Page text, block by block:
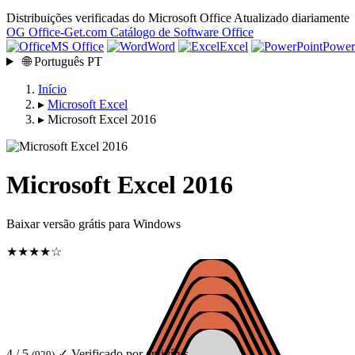
Distribuições verificadas do Microsoft Office Atualizado diariamente
OG Office-Get.com Catálogo de Software Office
MS Office
Word Excel
🌐 Português PT
Início
▸ Microsoft Excel
▸ Microsoft Excel 2016
Microsoft Excel 2016
Baixar versão grátis para Windows
★★★★☆